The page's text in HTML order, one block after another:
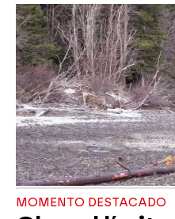
MOMENTO DESTACADO